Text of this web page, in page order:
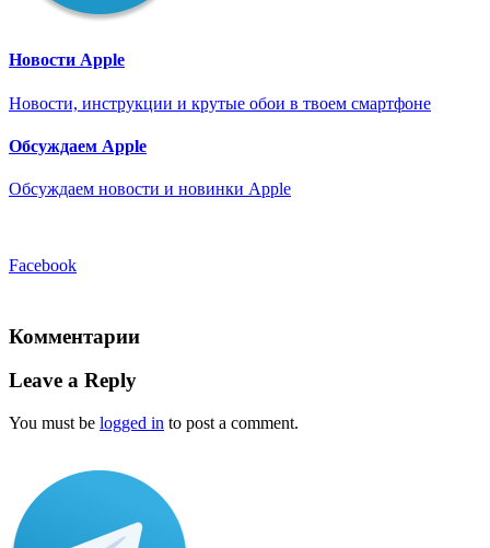
Новости Apple
Новости, инструкции и крутые обои в твоем смартфоне
Обсуждаем Apple
Обсуждаем новости и новинки Apple
Facebook
Комментарии
Leave a Reply
You must be logged in to post a comment.